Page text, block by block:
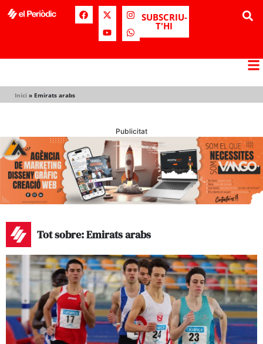
SUBSCRIU-
T'HI
Inici » Emirats arabs
Publicitat
Tot sobre: Emirats arabs